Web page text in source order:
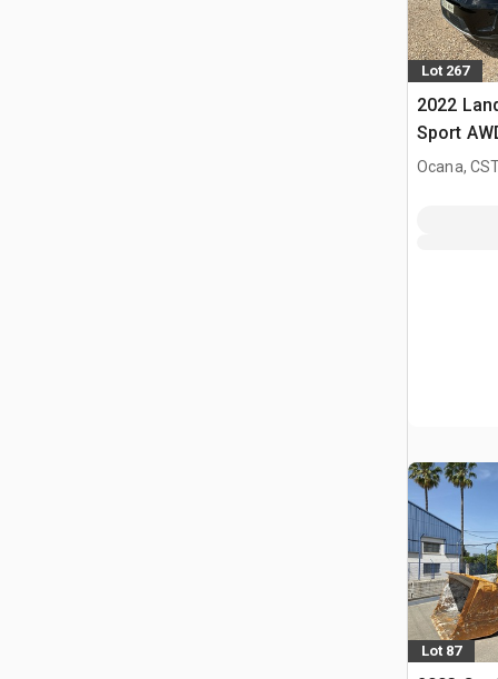
Lot 267
2022
Sport
Ocana,
Lot 87